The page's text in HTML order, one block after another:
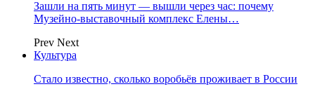
Зашли на пять минут — вышли через час: почему
Музейно-выставочный комплекс Елены…
Prev Next
Культура
Стало известно, сколько воробьёв проживает в России